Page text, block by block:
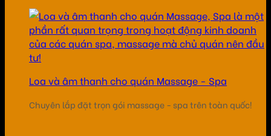
Loa và âm thanh cho quán Massage - Spa
Chuyên lắp đặt trọn gói massage - spa trên toàn quốc!